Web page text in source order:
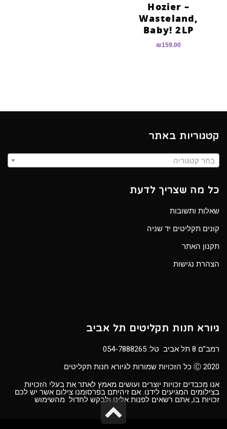
Hozier –
Wasteland,
Baby! 2LP
₪159.00
קטגוריות באתר
בחר קטגוריה
כל מה שצריך לדעת
שאלות ותשובות
קונים תקליטים יד שניה
תקנון האתר
הצהרת נגישות
גיורא חנות תקליטים תל אביב
רמב”ם 8 תל אביב טל:
054-7888265
Ⓒ 2020 כל הזכויות שמורות לגיורא חנות תקליטים
אנו מכבדים זכויות יוצרים ועושים מאמץ לאתר את בעלי הזכויות
בצילומים המגיעים לידנו. אם זיהיתם בפרסומנו צילום אשר יש לכם
זכויות בו, אתם רשאים לפנות אלינו ולבקש לחדול מהשימוש
גלילה